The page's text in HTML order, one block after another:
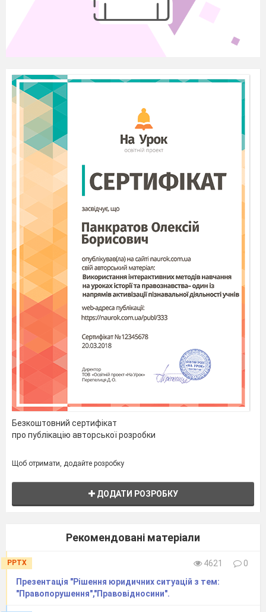
Безкоштовний сертифікат
про публікацію авторської розробки
Щоб отримати, додайте розробку
ДОДАТИ РОЗРОБКУ
Рекомендовані матеріали
PPTX 4621
0
Презентація "Рішення юридичних ситуацій з тем:
"Правопорушення","Правовідносини".